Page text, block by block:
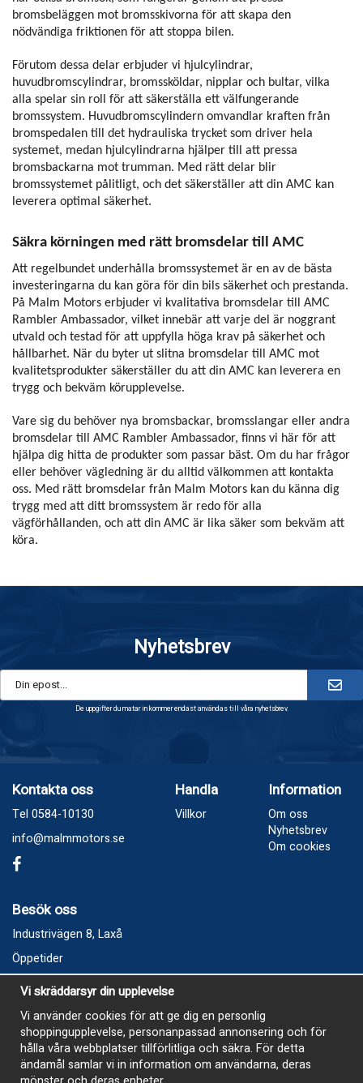
bromsbeläggen mot bromsskivorna för att skapa den
nödvändiga friktionen för att stoppa bilen.
Förutom dessa delar erbjuder vi hjulcylindrar,
huvudbromscylindrar, bromssköldar, nipplar och bultar, vilka
alla spelar sin roll för att säkerställa ett välfungerande
bromssystem. Huvudbromscylindern omvandlar kraften från
bromspedalen till det hydrauliska trycket som driver hela
systemet, medan hjulcylindrarna hjälper till att pressa
bromsbackarna mot trumman. Med rätt delar blir
bromssystemet pålitligt, och det säkerställer att din AMC kan
leverera optimal säkerhet.
Säkra körningen med rätt bromsdelar till AMC
Att regelbundet underhålla bromssystemet är en av de bästa
investeringarna du kan göra för din bils säkerhet och prestanda.
På Malm Motors erbjuder vi kvalitativa bromsdelar till AMC
Rambler Ambassador, vilket innebär att varje del är noggrant
utvald och testad för att uppfylla höga krav på säkerhet och
hållbarhet. När du byter ut slitna bromsdelar till AMC mot
kvalitetsprodukter säkerställer du att din AMC kan leverera en
trygg och bekväm körupplevelse.
Vare sig du behöver nya bromsbackar, bromsslangar eller andra
bromsdelar till AMC Rambler Ambassador, finns vi här för att
hjälpa dig hitta de produkter som passar bäst. Om du har frågor
eller behöver vägledning är du alltid välkommen att kontakta
oss. Med rätt bromsdelar från Malm Motors kan du känna dig
trygg med att ditt bromssystem är redo för alla
vägförhållanden, och att din AMC är lika säker som bekväm att
köra.
Nyhetsbrev
De uppgifter du matar in kommer endast användas till våra nyhetsbrev.
Kontakta oss
Tel 0584-10130
info@malmmotors.se
Handla
Villkor
Information
Om oss
Nyhetsbrev
Om cookies
Besök oss
Industrivägen 8, Laxå
Öppetider
Vecka 32
Måndag kl 9-12, kl 13 - 15
Onsdag kl 9-12, kl 13 - 15
Tisdag, Tordag och Fredag stängt
E-Handelsbutiken är öppen och paket skickas hela
Vi skräddarsyr din upplevelse
Vi använder cookies för att ge dig en personlig
shoppingupplevelse, personanpassad annonsering och för
hålla våra webbplatser tillförlitliga och säkra. För detta
ändamål samlar vi in information om användarna, deras